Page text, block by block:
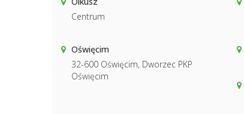
Centrum
Oświęcim
32-600 Oświęcim, Dworzec PKP
Oświęcim